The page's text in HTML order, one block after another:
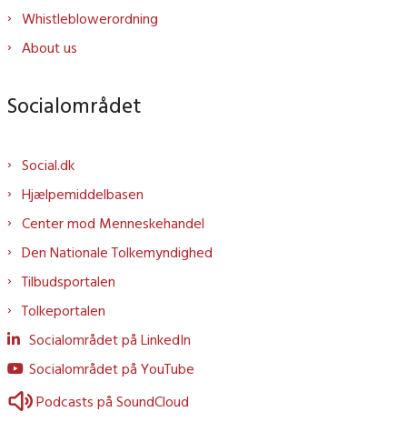
Whistleblowerordning
About us
Socialområdet
Social.dk
Hjælpemiddelbasen
Center mod Menneskehandel
Den Nationale Tolkemyndighed
Tilbudsportalen
Tolkeportalen
Socialområdet på LinkedIn
Socialområdet på YouTube
Podcasts på SoundCloud